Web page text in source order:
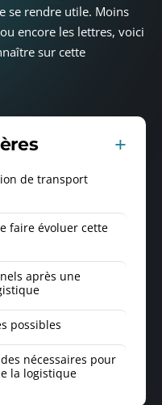
se rendre utile. Moins
encore les lettres, voici
sur cette
de transport
faire évoluer cette
après une
possibles
nécessaires pour
la logistique